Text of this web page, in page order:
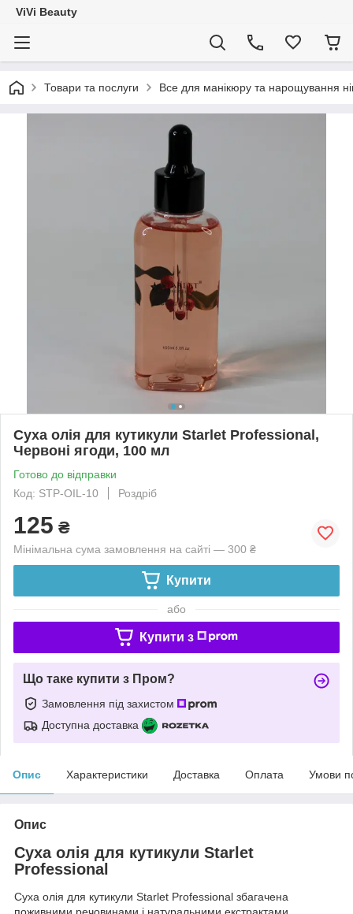
ViVi Beauty
Товари та послуги Все для манікюру та нарощування
Суха олія для кутикули Starlet Professional,
Червоні ягоди, 100 мл
Готово до відправки
Код: STP-OIL-10
Роздріб
125 ₴
Мінімальна сума замовлення на сайті — 300 ₴
Купити
або
Купити з
Що таке купити з Пром?
Замовлення під захистом
Доступна доставка
Опис Характеристики Доставка Оплата Умови
Опис
Суха олія для кутикули Starlet
Professional
Суха олія для кутикули Starlet Professional збагачена